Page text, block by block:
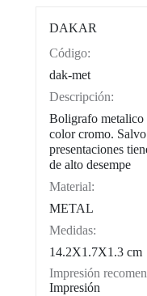
DAKAR
Código:
dak-met
Descripción:
Boligrafo metalico
color cromo.
presentaciones
de alto desempe
Material:
METAL
Medidas:
14.2X1.7X1.3 cm
Impresión
Impresión